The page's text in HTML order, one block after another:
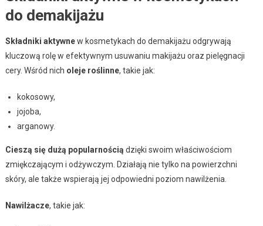
do demakijażu
Składniki aktywnew kosmetykach do demakijażu odgrywają
kluczową rolę w efektywnym usuwaniu makijażu oraz pielęgnacji
cery. Wśród nich oleje roślinne, takie jak:
kokosowy,
jojoba,
arganowy.
Cieszą się dużą popularnością dzięki swoim właściwościom
zmiękczającym i odżywczym. Działają nie tylko na powierzchni
skóry, ale także wspierają jej odpowiedni poziom nawilżenia.
Nawilżacze, takie jak: